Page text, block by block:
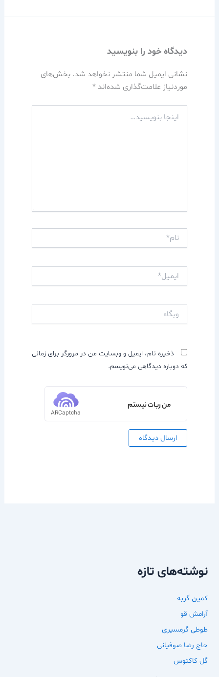
دیدگاه‌ خود را بنویسید
نشانی ایمیل شما منتشر نخواهد شد. بخش‌های
موردنیاز علامت‌گذاری شده‌اند *
بنویسید…
ذخیره نام، ایمیل و وبسایت من در مرورگر برای زمانی
که دوباره دیدگاهی می‌نویسم.
من ربات نیستم
ARCaptcha
نوشته‌های تازه
کمین گربه
آرامش قو
طوطی گرمسیری
حاج رضا صوفیانی
گل کاکتوس